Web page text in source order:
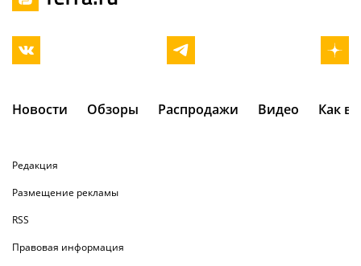
Новости Обзоры Распродажи Видео Как
Редакция
Размещение рекламы
RSS
Правовая информация